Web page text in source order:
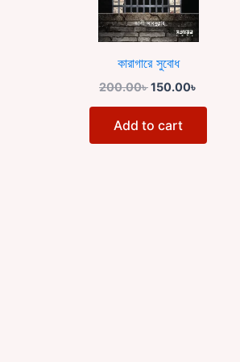
কারাগারে সুবোধ
200.00৳150.00৳
Add to cart